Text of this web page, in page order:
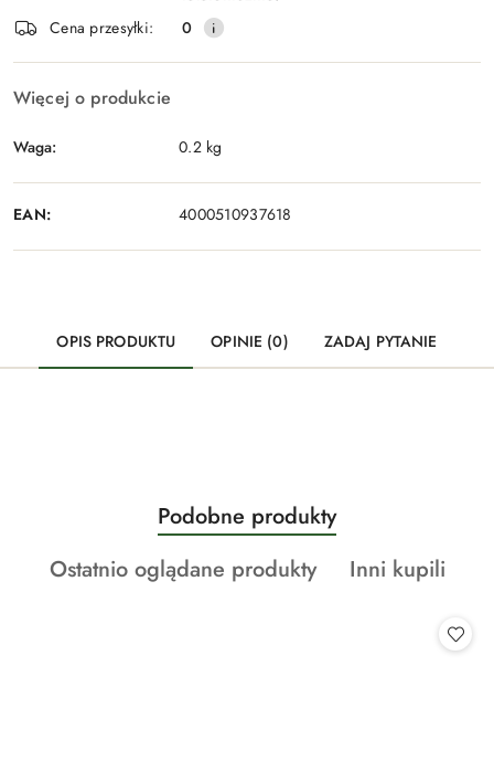
Cena przesyłki:
0
Więcej o produkcie
Waga: 0.2 kg
EAN: 4000510937618
OPIS PRODUKTU OPINIE (0) ZADAJ PYTANIE
Pomiń karuzelę produktów
Produkty
o
statusie:
Podobne produkty
Produkty
Ostatnio oglądane produkty
Produkty
Inni kupili